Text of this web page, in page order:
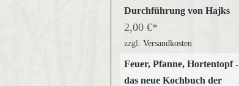
Durchführung von Hajks
2,00 €
zzgl. Versandkosten
Feuer, Pfanne, Hortentopf -
das neue Kochbuch der